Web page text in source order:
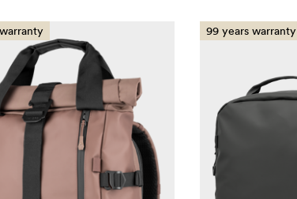
99 years warranty